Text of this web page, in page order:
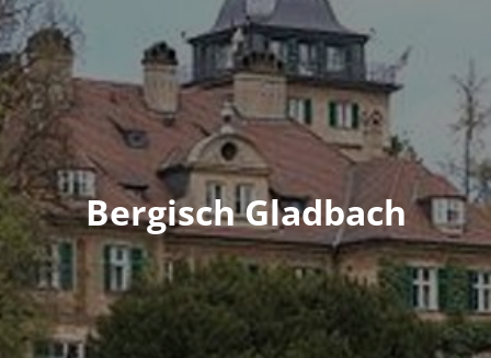
Bergisch Gladbach